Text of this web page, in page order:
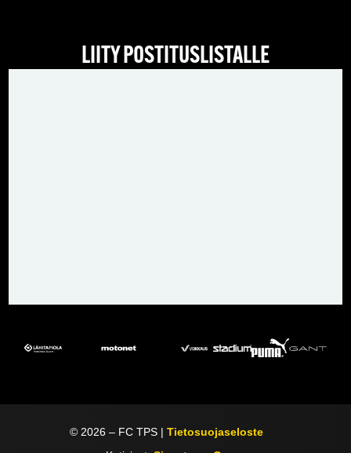
LIITY POSTITUSLISTALLE
© 2026 – FC TPS |Tietosuojaseloste